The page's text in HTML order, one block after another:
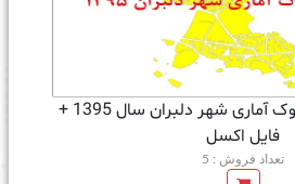
نقشه شیپ فایل بلوک آماری شهر دلبران سال 1395 +
فايل اكسل
تعداد فروش : 5